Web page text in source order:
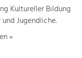
Kultureller Bildung
Jugendliche.
»